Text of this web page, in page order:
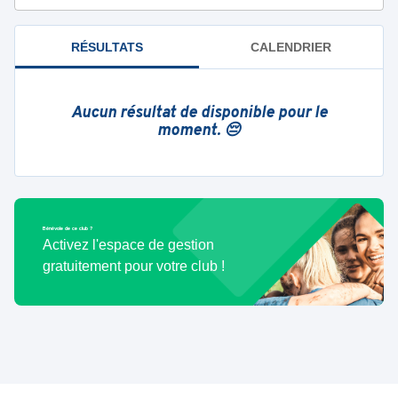
RÉSULTATS CALENDRIER
Aucun résultat de disponible pour le
moment. 😔
Bénévole de ce club ?
Activez l'espace de gestion
gratuitement pour votre club !